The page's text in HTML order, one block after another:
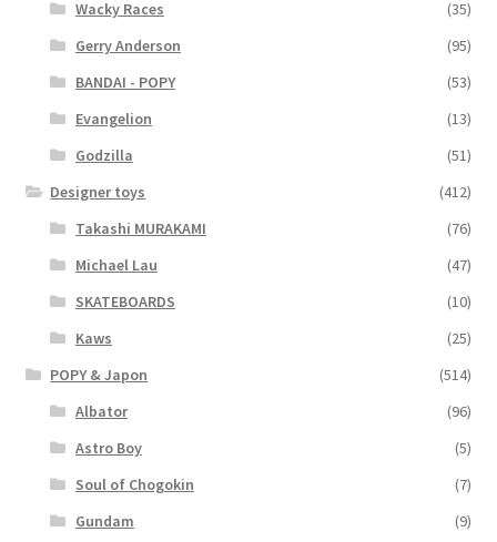
Wacky Races
(35)
Gerry Anderson
(95)
BANDAI - POPY
(53)
Evangelion
(13)
Godzilla
(51)
Designer toys
(412)
Takashi MURAKAMI
(76)
Michael Lau
(47)
SKATEBOARDS
(10)
Kaws
(25)
POPY & Japon
(514)
Albator
(96)
Astro Boy
(5)
Soul of Chogokin
(7)
Gundam
(9)